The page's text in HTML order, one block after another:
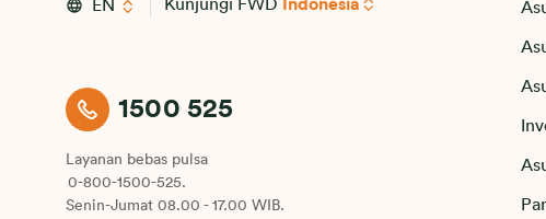
EN Kunjungi FWD Indonesia
1500 525
Layanan bebas pulsa
0-800-1500-525.
Senin-Jumat 08.00 - 17.00 WIB.